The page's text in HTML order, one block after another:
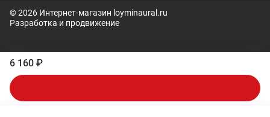
6 160 ₽
© 2026 Интернет-магазин loyminaural.ru
Разработка и продвижение